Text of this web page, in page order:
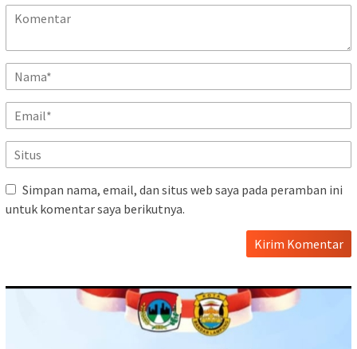
Simpan nama, email, dan situs web saya pada peramban ini
untuk komentar saya berikutnya.